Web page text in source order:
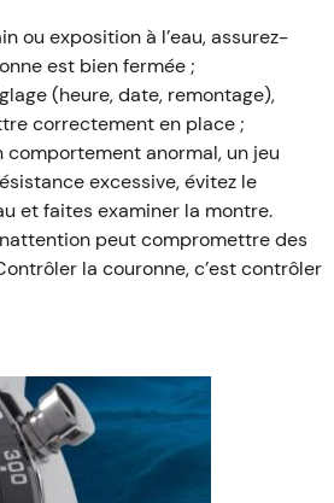
ou exposition à l’eau, assurez-
est bien fermée ;
(heure, date, remontage),
correctement en place ;
comportement anormal, un jeu
excessive, évitez le
et faites examiner la montre.
peut compromettre des
la couronne, c’est contrôler